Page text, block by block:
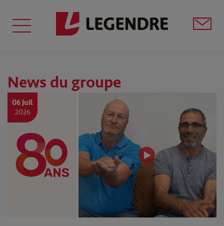
News du groupe
06 Juil
2026